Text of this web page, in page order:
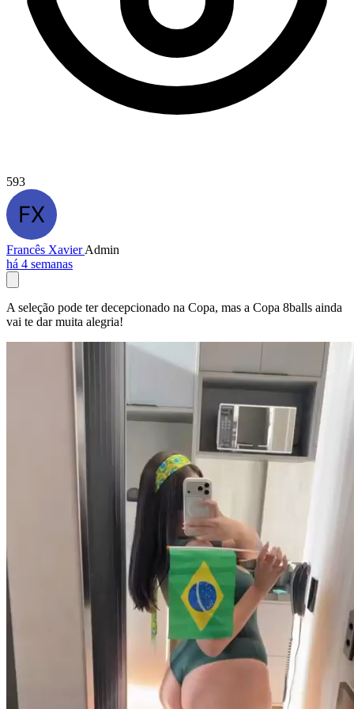
593
Francês XavierAdmin
há 4 semanas
A seleção pode ter decepcionado na Copa, mas a Copa 8balls ainda
vai te dar muita alegria!